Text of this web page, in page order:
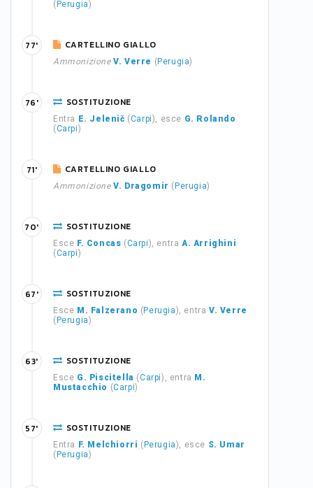
( Perugia)
CARTELLINO GIALLO
Ammonizione V. Verre ( Perugia)
77'
SOSTITUZIONE
Entra E. Jelenič (Carpi), esce G. Rolando
(Carpi)
76'
CARTELLINO GIALLO
Ammonizione V. Dragomir ( Perugia)
71'
SOSTITUZIONE
Esce F. Concas (Carpi), entraA. Arrighini
(Carpi)
70'
SOSTITUZIONE
Esce M. Falzerano ( Perugia), entraV. Verre
( Perugia)
67'
SOSTITUZIONE
Esce G. Piscitella (Carpi), entra M.
Mustacchio (Carpi)
63'
SOSTITUZIONE
Entra F. Melchiorri ( Perugia), esce S. Umar
( Perugia)
57'